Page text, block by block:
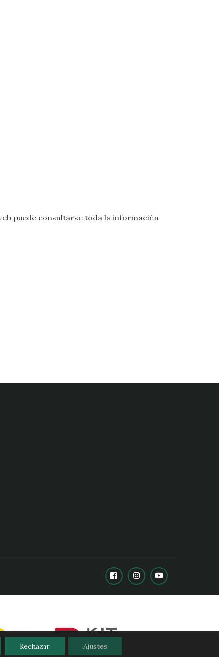
puede consultarse toda la información
Rechazar Ajustes